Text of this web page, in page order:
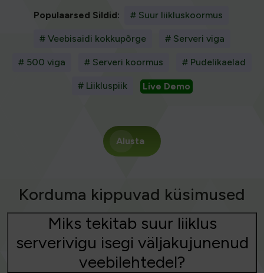
Populaarsed Sildid: # Suur liikluskoormus
# Veebisaidi kokkupõrge # Serveri viga
# 500 viga # Serveri koormus # Pudelikaelad
# Liikluspiik Live Demo
Alusta
Korduma kippuvad küsimused
Miks tekitab suur liiklus
serverivigu isegi väljakujunenud
veebilehtedel?